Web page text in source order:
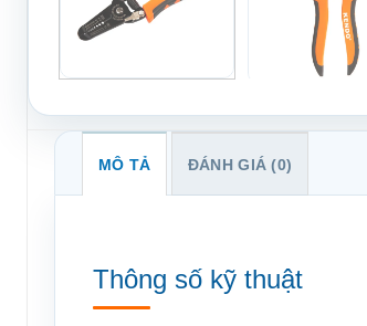
MÔ TẢ ĐÁNH GIÁ (0)
Thông số kỹ thuật